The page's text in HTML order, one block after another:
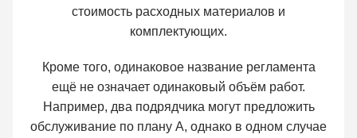
стоимость расходных материалов и
комплектующих.
Кроме того, одинаковое название регламента
ещё не означает одинаковый объём работ.
Например, два подрядчика могут предложить
обслуживание по плану А, однако в одном случае